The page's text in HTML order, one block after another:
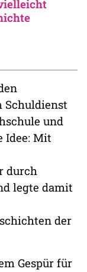
Schuldienst
und
Idee: Mit
durch
legte damit
der
Gespür für